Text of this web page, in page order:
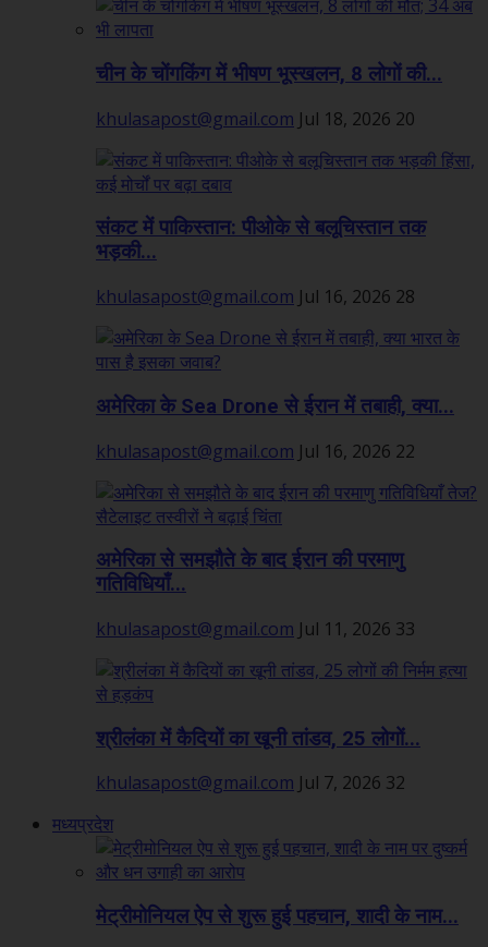
चीन के चोंगकिंग में भीषण भूस्खलन, 8 लोगों की...
khulasapost@gmail.com Jul 18, 2026 20
संकट में पाकिस्तान: पीओके से बलूचिस्तान तक
भड़की...
khulasapost@gmail.com Jul 16, 2026 28
अमेरिका के Sea Drone से ईरान में तबाही, क्या...
khulasapost@gmail.com Jul 16, 2026 22
अमेरिका से समझौते के बाद ईरान की परमाणु
गतिविधियाँ...
khulasapost@gmail.com Jul 11, 2026 33
श्रीलंका में कैदियों का खूनी तांडव, 25 लोगों...
khulasapost@gmail.com Jul 7, 2026 32
मध्यप्रदेश
मेट्रीमोनियल ऐप से शुरू हुई पहचान, शादी के नाम...